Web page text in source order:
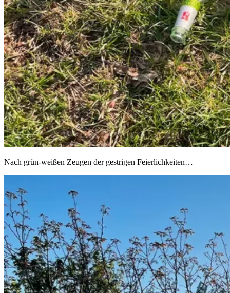
Nach grün-weißen Zeugen der gestrigen Feierlichkeiten…